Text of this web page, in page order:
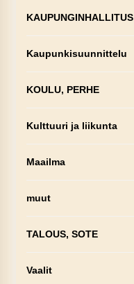
KAUPUNGINHALLITUS
Kaupunkisuunnittelu
KOULU, PERHE
Kulttuuri ja liikunta
Maailma
muut
TALOUS, SOTE
Vaalit